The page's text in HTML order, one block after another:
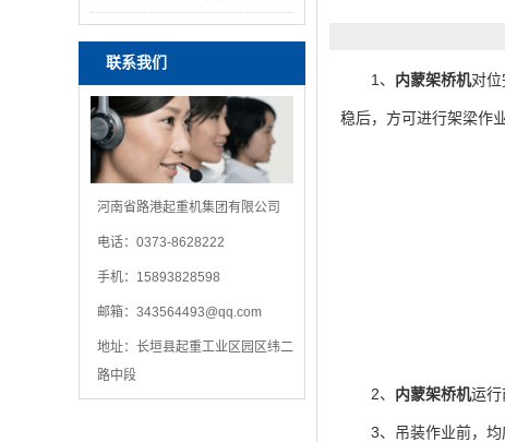
联系我们
河南省路港起重机集团有限公司
电话：0373-8628222
手机：15893828598
邮箱： 343564493@qq.com
地址：长垣县起重工业区园区纬二
路中段
1、 内蒙架桥机对位
稳后，方可进行架梁作业
2、 内蒙架桥机运行
3、吊装作业前，均